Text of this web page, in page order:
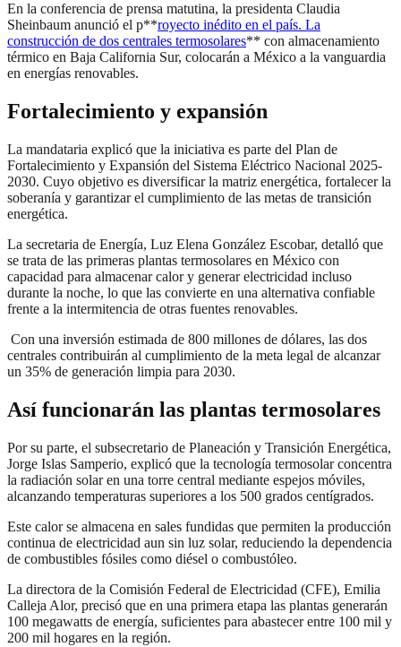
En la conferencia de prensa matutina, la presidenta Claudia
Sheinbaum anunció el p**royecto inédito en el país. La
construcción de dos centrales termosolares** con almacenamiento
térmico en Baja California Sur, colocarán a México a la vanguardia
en energías renovables.
Fortalecimiento y expansión
La mandataria explicó que la iniciativa es parte del Plan de
Fortalecimiento y Expansión del Sistema Eléctrico Nacional 2025-
2030. Cuyo objetivo es diversificar la matriz energética, fortalecer la
soberanía y garantizar el cumplimiento de las metas de transición
energética.
La secretaria de Energía, Luz Elena González Escobar, detalló que
se trata de las primeras plantas termosolares en México con
capacidad para almacenar calor y generar electricidad incluso
durante la noche, lo que las convierte en una alternativa confiable
frente a la intermitencia de otras fuentes renovables.
Con una inversión estimada de 800 millones de dólares, las dos
centrales contribuirán al cumplimiento de la meta legal de alcanzar
un 35% de generación limpia para 2030.
Así funcionarán las plantas termosolares
Por su parte, el subsecretario de Planeación y Transición Energética,
Jorge Islas Samperio, explicó que la tecnología termosolar concentra
la radiación solar en una torre central mediante espejos móviles,
alcanzando temperaturas superiores a los 500 grados centígrados.
Este calor se almacena en sales fundidas que permiten la producción
continua de electricidad aun sin luz solar, reduciendo la dependencia
de combustibles fósiles como diésel o combustóleo.
La directora de la Comisión Federal de Electricidad (CFE), Emilia
Calleja Alor, precisó que en una primera etapa las plantas generarán
100 megawatts de energía, suficientes para abastecer entre 100 mil y
200 mil hogares en la región.